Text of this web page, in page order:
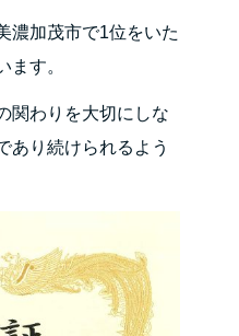
濃加茂市で1位をいた
ます。
関わりを大切にしな
あり続けられるよう